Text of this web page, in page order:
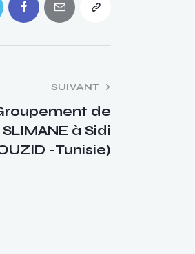
SUIVANT
de
à Sidi
-Tunisie)